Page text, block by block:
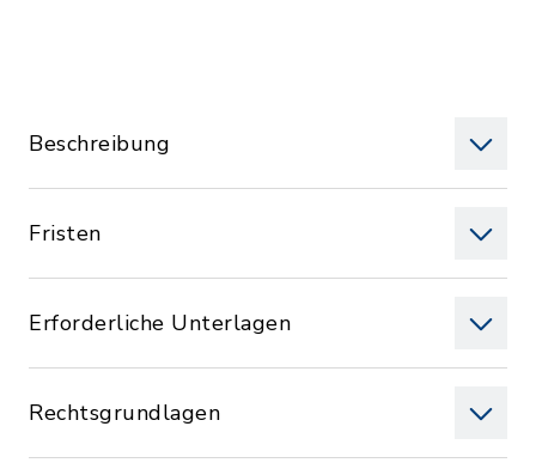
Beschreibung
Fristen
Erforderliche Unterlagen
Rechtsgrundlagen